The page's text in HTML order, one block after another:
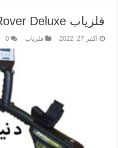
فلزیاب Rover Deluxe ساخت OKM آلمان
اکتبر 27, 2022 فلزیاب 0